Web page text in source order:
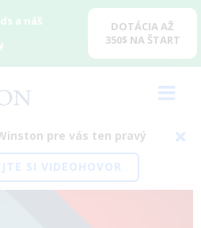
a náš
DOTÁCIA AŽ
350$ NA ŠTART
pre vás ten pravý
SI VIDEOHOVOR
Ads,Novinky / Google mení dizajn
príspevkov vo Vyhľadávaní